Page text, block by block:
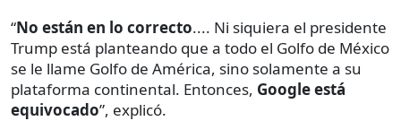
“No están en lo correcto.... Ni siquiera el presidente
Trump está planteando que a todo el Golfo de México
se le llame Golfo de América, sino solamente a su
plataforma continental. Entonces, Google está
equivocado”, explicó.